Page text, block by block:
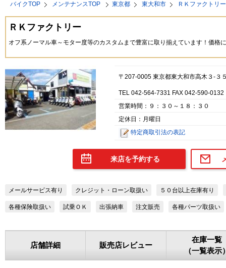
バイクTOP
メンテナンスTOP 東京都 東大和市 ＲＫファクトリ
ＲＫファクトリー
オフ系ノーマル車～モター度等のカスタムまで豊富に取り揃えています！価格
〒207-0005 東京都東大和市高木３-３
TEL 042-564-7331 FAX 042-590-0132
営業時間：９：３０～１８：３０
定休日：月曜日
特定商取引法の表記
来店を予約する
メールサービス有り クレジット・ローン取扱い ５０台以上在庫有り
各種保険取扱い 試乗ＯＫ 出張納車 注文販売 各種パーツ取扱い
店舗詳細 販売店レビュー
在庫一覧
（一覧表示